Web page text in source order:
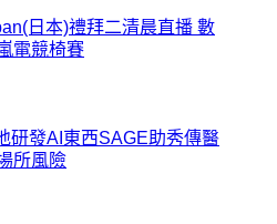
日本)禮拜二清晨直播 數
電競椅賽
研發AI東西SAGE助秀傳醫
所風險